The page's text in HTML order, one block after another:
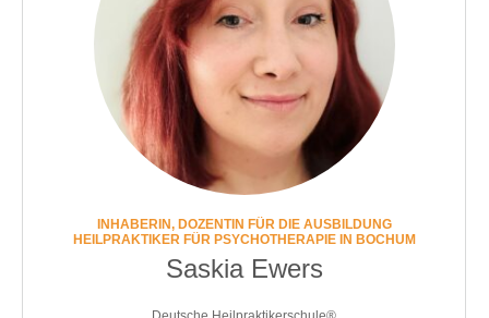
INHABERIN, DOZENTIN FÜR DIE AUSBILDUNG
HEILPRAKTIKER FÜR PSYCHOTHERAPIE IN BOCHUM
Saskia Ewers